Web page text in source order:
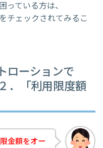
ている方は、
チェックされてみるこ
ローションで
．「利用限度額
金額をオー